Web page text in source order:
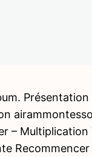
– Multiplication
Recommencer